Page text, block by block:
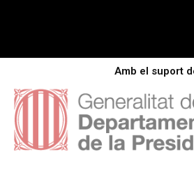
Amb el suport